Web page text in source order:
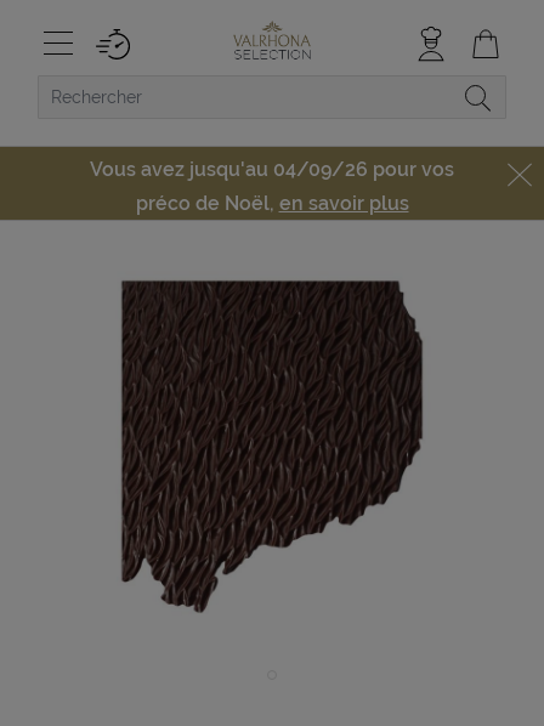
Vous avez jusqu'au 04/09/26 pour vos
préco de Noël, en savoir plus